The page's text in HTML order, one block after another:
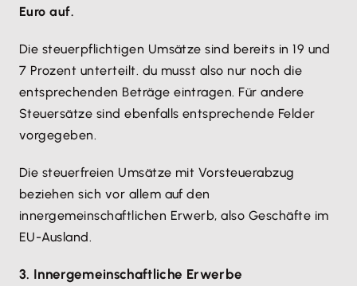
Euro auf.
Die steuerpflichtigen Umsätze sind bereits in 19 und
7 Prozent unterteilt. du musst also nur noch die
entsprechenden Beträge eintragen. Für andere
Steuersätze sind ebenfalls entsprechende Felder
vorgegeben.
Die steuerfreien Umsätze mit Vorsteuerabzug
beziehen sich vor allem auf den
innergemeinschaftlichen Erwerb, also Geschäfte im
EU-Ausland.
3. Innergemeinschaftliche Erwerbe